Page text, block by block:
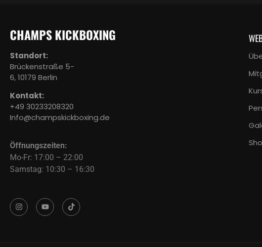
CHAMPS KICKBOXING
Standort:
Brückenstraße 5-
6, 10179 Berlin
Kontakt:
+49 30233208320
Info@champskickboxing.de
Öffnungszeiten:
Mo-Fr: 17:00 – 22:00
Samstag: 10:30 – 16:30